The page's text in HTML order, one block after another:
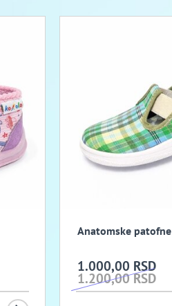
Anatomske patofne
1.000,00 RSD
1.200,00 RSD